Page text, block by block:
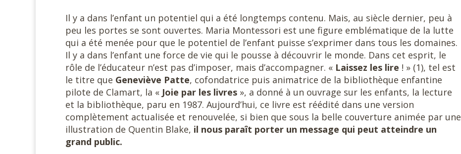
Il y a dans l’enfant un potentiel qui a été longtemps contenu. Mais, au siècle dernier, peu à
peu les portes se sont ouvertes. Maria Montessori est une figure emblématique de la lutte
qui a été menée pour que le potentiel de l’enfant puisse s’exprimer dans tous les domaines.
Il y a dans l’enfant une force de vie qui le pousse à découvrir le monde. Dans cet esprit, le
rôle de l’éducateur n’est pas d’imposer, mais d’accompagner. « Laissez les lire ! » (1), tel est
le titre que Geneviève Patte, cofondatrice puis animatrice de la bibliothèque enfantine
pilote de Clamart, la « Joie par les livres », a donné à un ouvrage sur les enfants, la lecture
et la bibliothèque, paru en 1987. Aujourd’hui, ce livre est réédité dans une version
complètement actualisée et renouvelée, si bien que sous la belle couverture animée par une
illustration de Quentin Blake, il nous paraît porter un message qui peut atteindre un
grand public.